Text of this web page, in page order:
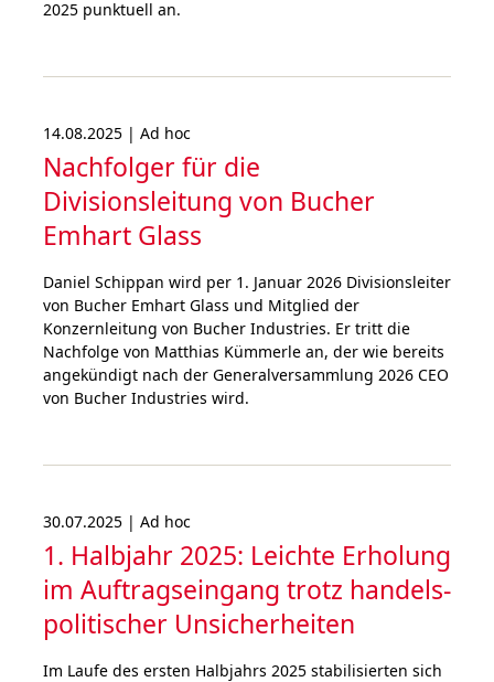
2025 punktuell an.
14.08.2025 | Ad hoc
Nachfolger für die
Divisionsleitung von Bucher
Emhart Glass
Daniel Schippan wird per 1. Januar 2026 Divisionsleiter
von Bucher Emhart Glass und Mitglied der
Konzernleitung von Bucher Industries. Er tritt die
Nachfolge von Matthias Kümmerle an, der wie bereits
angekündigt nach der Generalversammlung 2026 CEO
von Bucher Industries wird.
30.07.2025 | Ad hoc
1. Halbjahr 2025: Leichte Erholung
im Auftragseingang trotz han­dels­
poli­ti­scher Unsicher­heiten
Im Laufe des ersten Halb­jahrs 2025 sta­bi­li­sier­ten sich